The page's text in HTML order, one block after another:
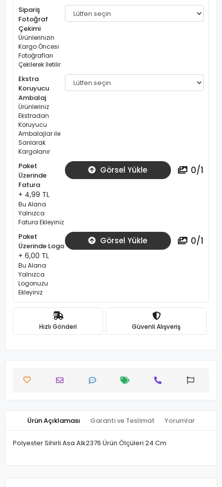
Sipariş
Fotoğraf
Çekimi
Ürünlerinizin
Kargo Öncesi
Fotoğrafları
Çekilerek İletilir
Ekstra
Koruyucu
Ambalaj
Ürünleriniz
Ekstradan
Koruyucu
Ambalajlar ile
Sarılarak
Kargolanır
Paket
Üzerinde
Fatura
+ 4,99 TL
Bu Alana
Yalnızca
Fatura Ekleyiniz
Görsel Yükle 0/1
Paket
Üzerinde Logo
+ 6,00 TL
Bu Alana
Yalnızca
Logonuzu
Ekleyiniz
Görsel Yükle 0/1
Hızlı Gönderi Güvenli Alışveriş
Ürün Açıklaması Garanti ve Teslimat Yorumlar
Polyester Sihirli Asa Alk2376 Ürün Ölçüleri 24 Cm